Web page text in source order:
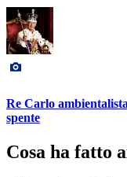
Re Carlo
spente
Cosa ha fatto